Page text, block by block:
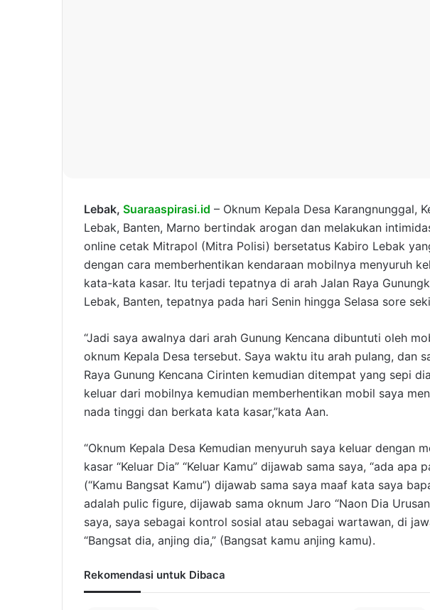
Lebak, Suaraaspirasi.id – Oknum Kepala Desa Karangnunggal,
Lebak, Banten, Marno bertindak arogan dan melakukan
online cetak Mitrapol (Mitra Polisi) bersetatus Kabiro Lebak
dengan cara memberhentikan kendaraan mobilnya menyuruh
kata-kata kasar. Itu terjadi tepatnya di arah Jalan Raya
Lebak, Banten, tepatnya pada hari Senin hingga Selasa sore
“Jadi saya awalnya dari arah Gunung Kencana dibuntuti oleh
oknum Kepala Desa tersebut. Saya waktu itu arah pulang, dan
Raya Gunung Kencana Cirinten kemudian ditempat yang sepi
keluar dari mobilnya kemudian memberhentikan mobil saya
nada tinggi dan berkata kata kasar,”kata Aan.
“Oknum Kepala Desa Kemudian menyuruh saya keluar dengan
kasar “Keluar Dia” “Keluar Kamu” dijawab sama saya, “ada apa
(“Kamu Bangsat Kamu”) dijawab sama saya maaf kata saya
adalah pulic figure, dijawab sama oknum Jaro “Naon Dia
saya, saya sebagai kontrol sosial atau sebagai wartawan, di
“Bangsat dia, anjing dia,” (Bangsat kamu anjing kamu).
Rekomendasi untuk Dibaca